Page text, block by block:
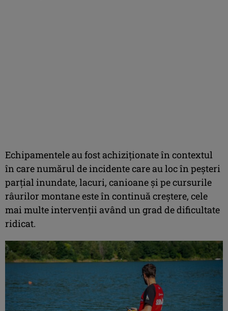
Echipamentele au fost achiziționate în contextul
în care numărul de incidente care au loc în peșteri
parțial inundate, lacuri, canioane și pe cursurile
râurilor montane este în continuă creștere, cele
mai multe intervenții având un grad de dificultate
ridicat.